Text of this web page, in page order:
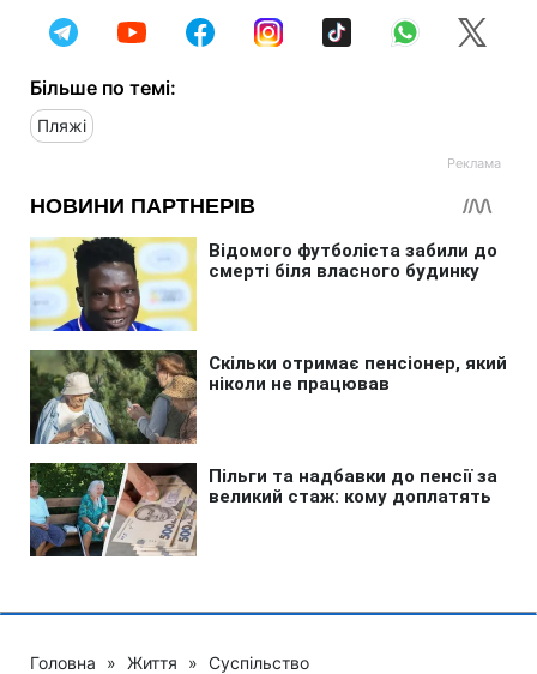
Більше по темі:
Пляжі
Головна » Життя » Суспільство